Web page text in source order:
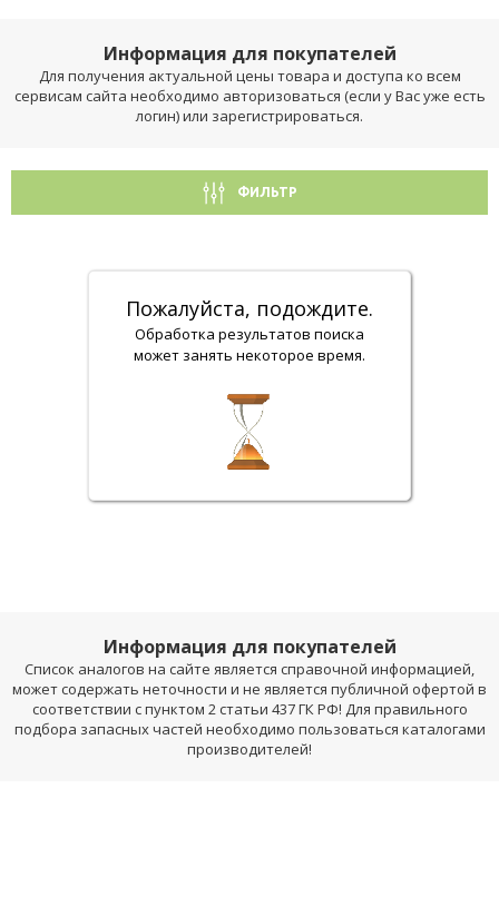
Информация для покупателей
Для получения актуальной цены товара и доступа ко всем
сервисам сайта необходимо авторизоваться (если у Вас уже есть
логин) или зарегистрироваться.
ФИЛЬТР
Пожалуйста, подождите.
Обработка результатов поиска
может занять некоторое время.
Информация для покупателей
Список аналогов на сайте является справочной информацией,
может содержать неточности и не является публичной офертой в
соответствии с пунктом 2 статьи 437 ГК РФ! Для правильного
подбора запасных частей необходимо пользоваться каталогами
производителей!